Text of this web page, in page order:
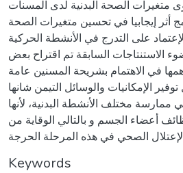
متغيرات الصحة البدنية لدى المسنات
أثر إيجابيا في تحسين متغيرات الصحة
على التدرج في الأنشطة الحركية
الاستنتاجات السابقة تم اقتراح بعض
في الاهتمام بشريحة المسنين عامة
الإمكانيات والوسائل التيمن شانها
مختلف الأنشطة البدنية، لأنها
أعضاء الجسم و بالتالي الوقاية من
Keywords